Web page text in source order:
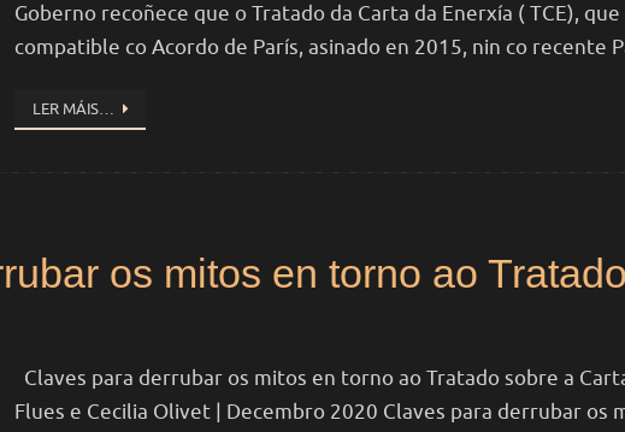
Goberno recoñece que o Tratado da Carta da Enerxía ( TCE),
compatible co Acordo de París, asinado en 2015, nin co recente
LER MÁIS…
os mitos en torno ao
Claves para derrubar os mitos en torno ao Tratado sobre a
Flues e Cecilia Olivet | Decembro 2020 Claves para derrubar os